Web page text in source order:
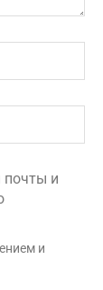
почты и
и